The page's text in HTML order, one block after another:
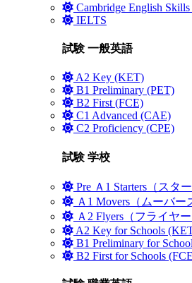
Cambridge English Skills
IELTS
試験 一般英語
A2 Key (KET)
B1 Preliminary (PET)
B2 First (FCE)
C1 Advanced (CAE)
C2 Proficiency (CPE)
試験 学校
Pre Ａ1 Starters（スタ
Ａ1 Movers（ムーバー
Ａ2 Flyers（フライヤー
A2 Key for Schools
B1 Preliminary for
B2 First for Schools